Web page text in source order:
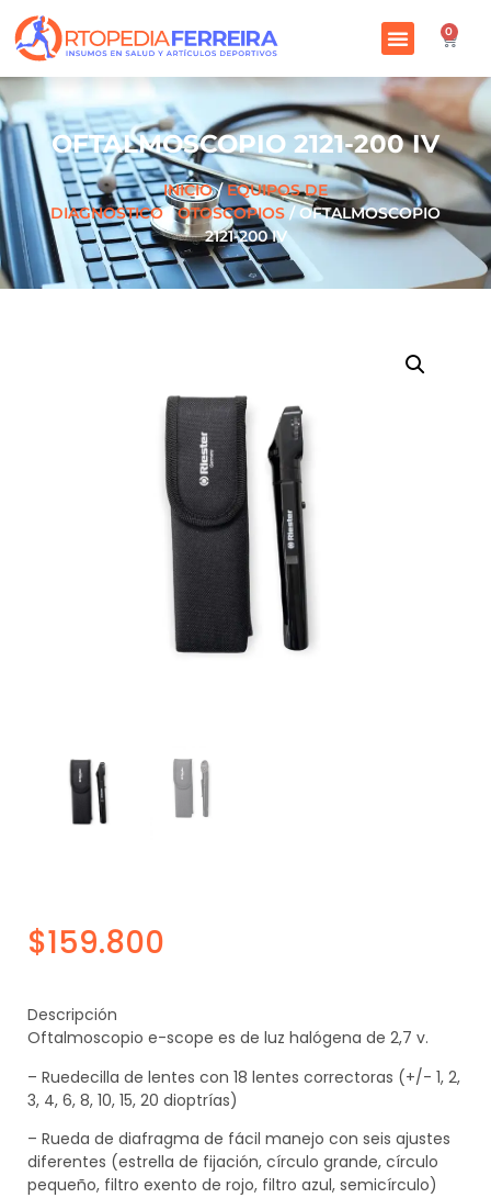
0
OFTALMOSCOPIO 2121-200 IV
INICIO/EQUIPOS DE
DIAGNOSTICO/OTOSCOPIOS / OFTALMOSCOPIO
2121-200 IV
$159.800
Descripción
Oftalmoscopio e-scope es de luz halógena de 2,7 v.
– Ruedecilla de lentes con 18 lentes correctoras (+/- 1, 2,
3, 4, 6, 8, 10, 15, 20 dioptrías)
– Rueda de diafragma de fácil manejo con seis ajustes
diferentes (estrella de fijación, círculo grande, círculo
pequeño, filtro exento de rojo, filtro azul, semicírculo)